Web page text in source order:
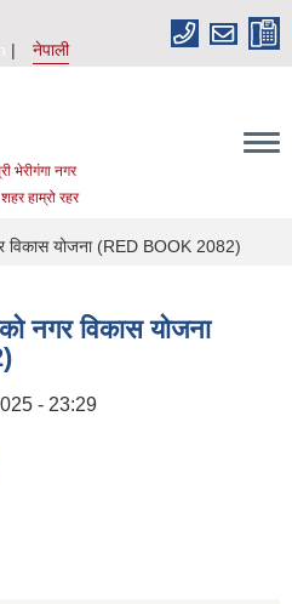
नेपाली
भेरीगंगा नगर
हाम्रो रहर
योजना (RED BOOK 2082)
नगर विकास योजना
- 23:29